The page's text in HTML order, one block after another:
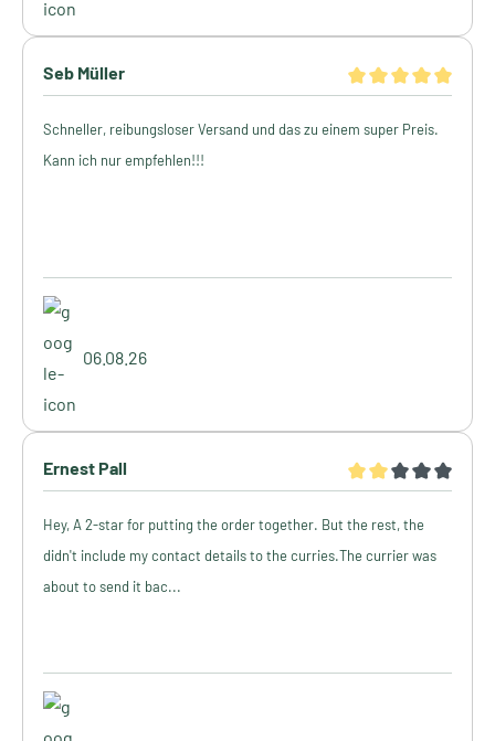
Seb Müller
Schneller, reibungsloser Versand und das zu einem super Preis.
Kann ich nur empfehlen!!!
06.08.26
Ernest Pall
Hey, A 2-star for putting the order together. But the rest, the
didn't include my contact details to the curries.The currier was
about to send it bac...